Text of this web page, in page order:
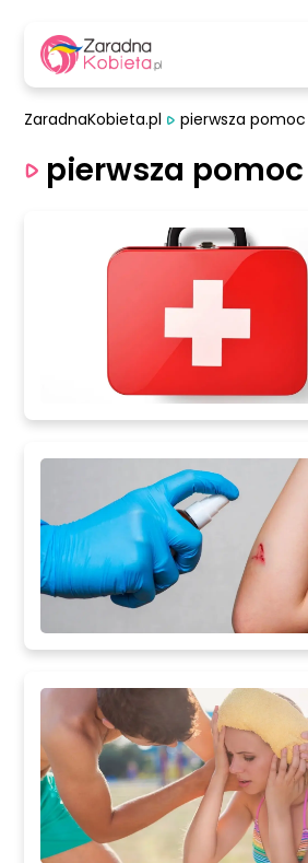
ZaradnaKobieta.pl pierwsza pomoc
pierwsza pomoc